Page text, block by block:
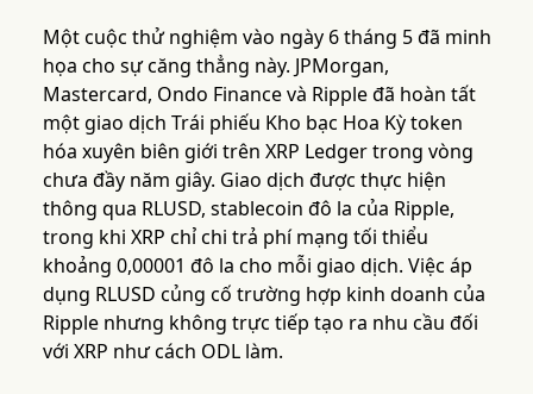
Một cuộc thử nghiệm vào ngày 6 tháng 5 đã minh
họa cho sự căng thẳng này. JPMorgan,
Mastercard, Ondo Finance và Ripple đã hoàn tất
một giao dịch Trái phiếu Kho bạc Hoa Kỳ token
hóa xuyên biên giới trên XRP Ledger trong vòng
chưa đầy năm giây. Giao dịch được thực hiện
thông qua RLUSD, stablecoin đô la của Ripple,
trong khi XRP chỉ chi trả phí mạng tối thiểu
khoảng 0,00001 đô la cho mỗi giao dịch. Việc áp
dụng RLUSD củng cố trường hợp kinh doanh của
Ripple nhưng không trực tiếp tạo ra nhu cầu đối
với XRP như cách ODL làm.